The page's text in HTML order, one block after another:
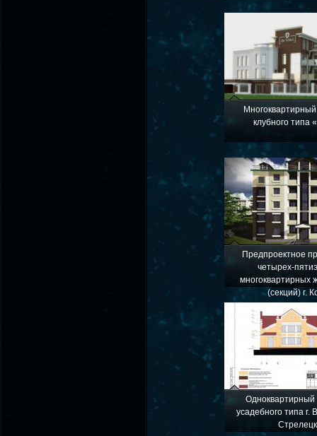
клубного типа
Предпроектное
четырех-
многоквартирных
(секций) г.
усадебного типа г.